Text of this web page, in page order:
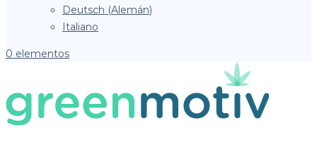
Deutsch (Alemán)
Italiano
0 elementos